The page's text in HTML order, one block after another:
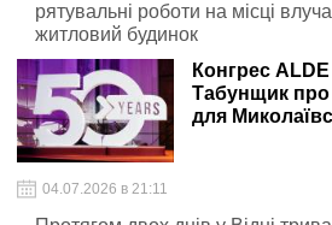
рятувальні роботи на місці
житловий будинок
Конгрес
Табунщик про
для
04.07.2026 в 21:11